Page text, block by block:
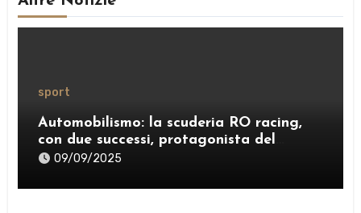
sport
Automobilismo: la scuderia RO racing,
con due successi, protagonista del
weekend
09/09/2025